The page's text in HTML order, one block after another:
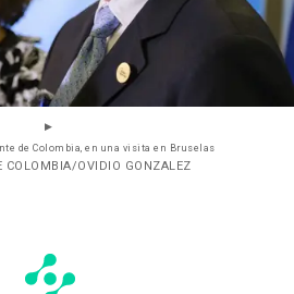
de Colombia, en una visita en Bruselas
COLOMBIA/OVIDIO GONZALEZ